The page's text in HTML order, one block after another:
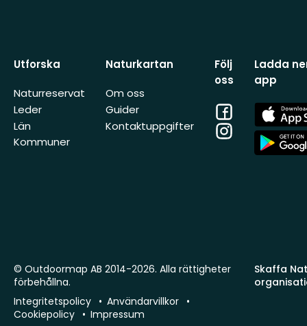
Utforska
Naturreservat
Leder
Län
Kommuner
Naturkartan
Om oss
Guider
Kontaktuppgifter
Följ
oss
Facebook
Instagram
Ladda
app
App
Store
App
Store
Skaffa
© Outdoormap AB 2014-2026. Alla rättigheter
förbehållna.
Integritetspolicy
Användarvillkor
Cookiepolicy
Impressum